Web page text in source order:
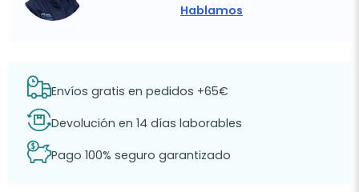
Hablamos
Envíos gratis en pedidos +65€
Devolución en 14 días laborables
Pago 100% seguro garantizado